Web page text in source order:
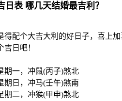
表 哪几天结婚最吉利？
配个大吉大利的好日子，喜上
日吧！
期一，冲鼠(丙子)煞北
期日，冲马(壬午)煞南
期二，冲猴(甲申)煞北